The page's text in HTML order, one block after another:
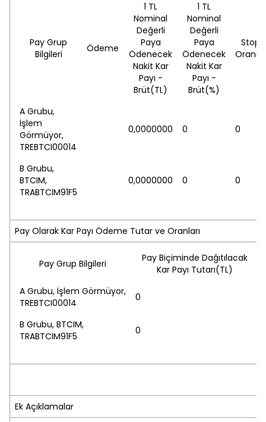
Pay Grup
Bilgileri
Ödeme
1 TL
Nominal
Değerli
Paya
Ödenecek
Nakit Kar
Payı -
Brüt(TL)
1 TL
Nominal
Değerli
Paya
Ödenecek
Nakit Kar
Payı -
Brüt(%)
A Grubu,
İşlem
Görmüyor,
TREBTCI00014
0,0000000 0 0
B Grubu,
BTCIM,
TRABTCIM91F5
0,0000000 0 0
Pay Olarak Kar Payı Ödeme Tutar ve Oranları
Pay Grup Bilgileri
Pay Biçiminde Dağıtılacak
Kar Payı Tutarı(TL)
A Grubu, İşlem Görmüyor,
TREBTCI00014
0
B Grubu, BTCIM,
TRABTCIM91F5
0
Ek Açıklamalar